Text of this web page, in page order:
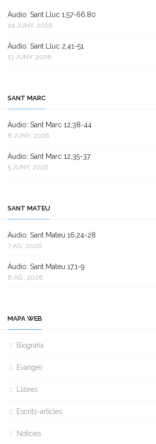
Àudio: Sant Lluc 1,57-66.80
24 JUNY, 2026
Àudio: Sant Lluc 2,41-51
13 JUNY, 2026
SANT MARC
Àudio: Sant Marc 12,38-44
6 JUNY, 2026
Àudio: Sant Marc 12,35-37
5 JUNY, 2026
SANT MATEU
Àudio: Sant Mateu 16,24-28
7 AG., 2026
Àudio: Sant Mateu 17,1-9
6 AG., 2026
MAPA WEB
Biografia
Evangeli
Llibres
Escrits-articles
Notícies